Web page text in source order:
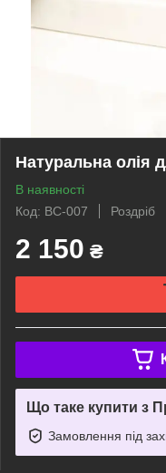
Натуральна олія
В наявності
Код: BC-007
Роздріб
2 150 ₴
Що таке купити з
Замовлення під